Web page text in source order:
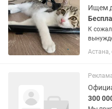
Ищем
К
его с
новую
Астана,
300